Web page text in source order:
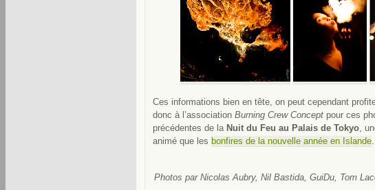
Ces informations bien en tête, on peut cependant
donc à l’association Burning Crew Concept pour ces
précédentes de la Nuit du Feu au Palais de Tokyo ,
animé que les bonfires de la nouvelle année en Islande
Photos par Nicolas Aubry, Nil Bastida, GuiDu, Tom